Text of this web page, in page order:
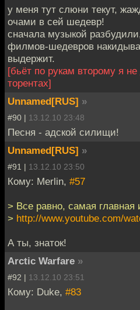
у меня тут слюни текут,
очами в сей шедевр!
сначала музыкой
филмов-шедевров
выдержит.
[бьёт по рукам второму я не
торентах]
Unnamed[RUS] »
#90 | 13.12.10 23:48
Песня - адской силищи!
Unnamed[RUS] »
#91 | 13.12.10 23:50
Кому: Merlin, #57
> Все равно, самая главная
> http://www.youtube.com/
А ты, знаток!
Arctic Warfare »
#92 | 13.12.10 23:51
Кому: Duke, #83